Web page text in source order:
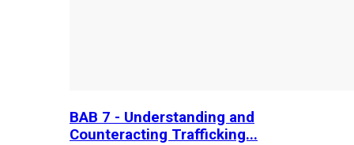
BAB 7 - Understanding and
Counteracting Trafficking...